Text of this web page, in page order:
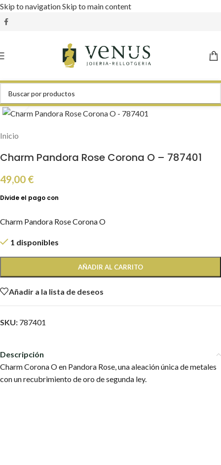
Skip to navigationSkip to main content
Inicio
Charm Pandora Rose Corona O – 787401
49,00 €
Charm Pandora Rose Corona O
1 disponibles
AÑADIR AL CARRITO
Añadir a la lista de deseos
SKU: 787401
Descripción
Charm Corona O en Pandora Rose, una aleación única de metales
con un recubrimiento de oro de segunda ley.